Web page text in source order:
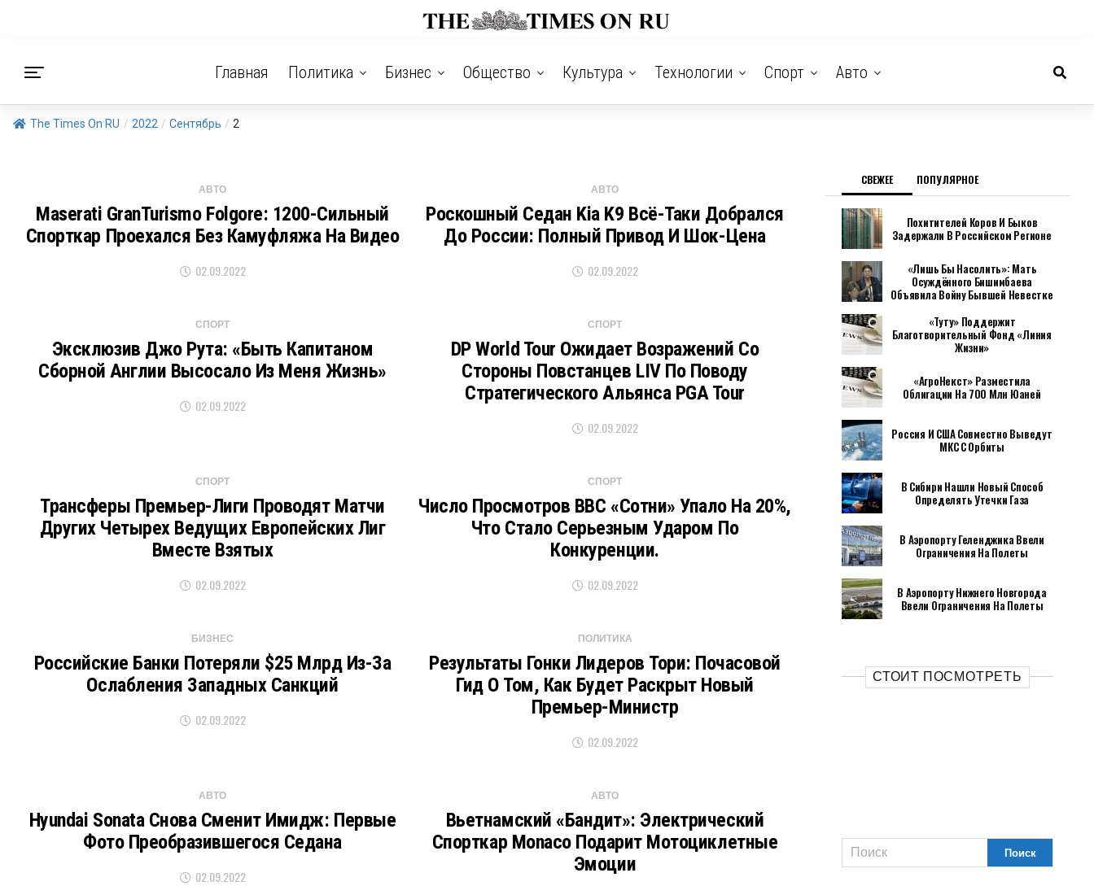
Главная Политика Бизнес Общество Культура Технологии Спорт Авто
The Times On RU / 2022 / Сентябрь / 2
АВТО
Maserati GranTurismo Folgore: 1200-Сильный
Спорткар Проехался Без Камуфляжа На Видео
02.09.2022
АВТО
Роскошный Седан Kia K9 Всё-Таки Добрался
До России: Полный Привод И Шок-Цена
02.09.2022
СПОРТ
Эксклюзив Джо Рута: «Быть ​​капитаном
Сборной Англии Высосало Из Меня Жизнь»
02.09.2022
СПОРТ
DP World Tour Ожидает Возражений Со
Стороны Повстанцев LIV По Поводу
Стратегического Альянса PGA Tour
02.09.2022
СПОРТ
Трансферы Премьер-Лиги Проводят Матчи
Других Четырех Ведущих Европейских Лиг
Вместе Взятых
02.09.2022
СПОРТ
Число Просмотров BBC «Сотни» Упало На 20%,
Что Стало Серьезным Ударом По
Конкуренции.
02.09.2022
БИЗНЕС
Российские Банки Потеряли $25 Млрд Из-За
Ослабления Западных Санкций
02.09.2022
ПОЛИТИКА
Результаты Гонки Лидеров Тори: Почасовой
Гид О Том, Как Будет Раскрыт Новый
Премьер-Министр
02.09.2022
АВТО
Hyundai Sonata Снова Сменит Имидж: Первые
Фото Преобразившегося Седана
02.09.2022
АВТО
Вьетнамский «бандит»: Электрический
Спорткар Monaco Подарит Мотоциклетные
Эмоции
СВЕЖЕЕ ПОПУЛЯРНОЕ
Похитителей Коров И Быков
Задержали В Российском Регионе
«Лишь Бы Насолить»: Мать
Осуждённого Бишимбаева
Объявила Войну Бывшей Невестке
«Туту» Поддержит
Благотворительный Фонд «Линия
Жизни»
«АгроНекст» Разместила
Облигации На 700 Млн Юаней
Россия И США Совместно Выведут
МКС С Орбиты
В Сибири Нашли Новый Способ
Определять Утечки Газа
В Аэропорту Геленджика Ввели
Ограничения На Полеты
В Аэропорту Нижнего Новгорода
Ввели Ограничения На Полеты
СТОИТ ПОСМОТРЕТЬ